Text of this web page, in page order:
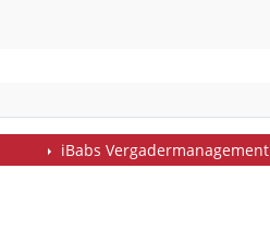
iBabs Vergadermanagement